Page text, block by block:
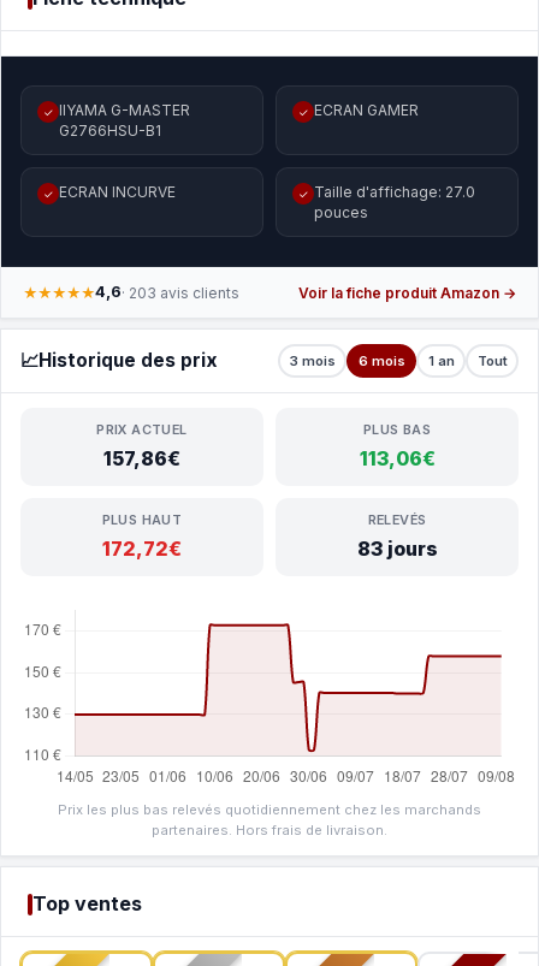
✓ IIYAMA G-MASTER
G2766HSU-B1
✓ ECRAN GAMER
✓ ECRAN INCURVE ✓ Taille d'affichage: 27.0
pouces
★★★★★4,6· 203 avis clients Voir la fiche produit Amazon →
📈Historique des prix 3 mois 6 mois 1 an Tout
PRIX ACTUEL
157,86€
PLUS BAS
113,06€
PLUS HAUT
172,72€
RELEVÉS
83 jours
Prix les plus bas relevés quotidiennement chez les marchands
partenaires. Hors frais de livraison.
Top ventes